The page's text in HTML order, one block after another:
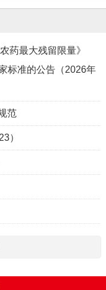
药最大残留限量》
标准的公告（2026年
范
）